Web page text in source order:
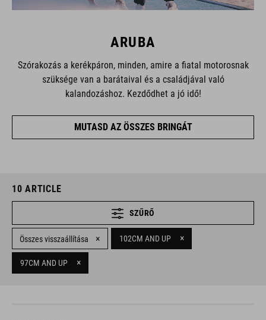
ARUBA
Szórakozás a kerékpáron, minden, amire a fiatal motorosnak
szüksége van a barátaival és a családjával való
kalandozáshoz. Kezdődhet a jó idő!
MUTASD AZ ÖSSZES BRINGÁT
10 ARTICLE
SZŰRŐ
Összes visszaállítása × 102CM AND UP ×
97CM AND UP ×